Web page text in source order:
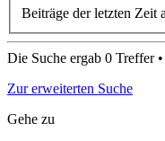
Beiträge der letzten Zeit
Die Suche ergab 0 Treffer
Zur erweiterten Suche
Gehe zu